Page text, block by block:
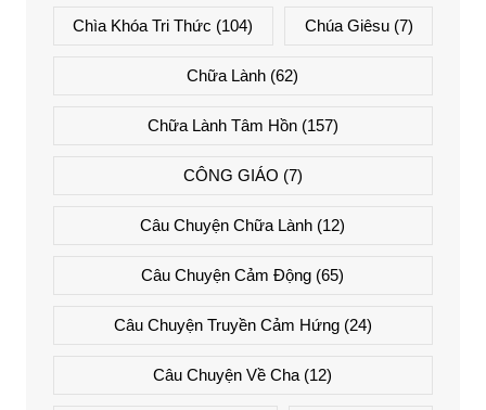
Chìa Khóa Tri Thức (104) Chúa Giêsu(7)
Chữa Lành (62)
Chữa Lành Tâm Hồn(157)
CÔNG GIÁO (7)
Câu Chuyện Chữa Lành (12)
Câu Chuyện Cảm Động (65)
Câu Chuyện Truyền Cảm Hứng(24)
Câu Chuyện Về Cha (12)